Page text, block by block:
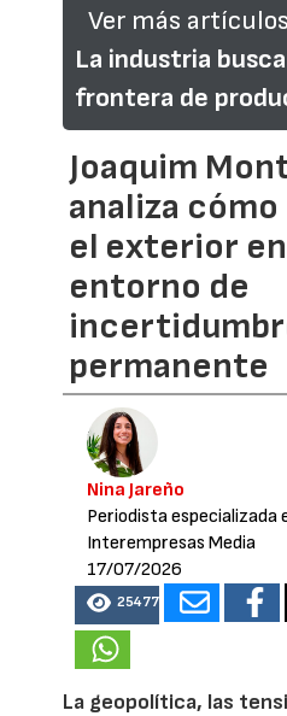
Ver más
La industria
frontera de
Joaquim
analiza
el exterior
entorno de
permanente
Nina Jareño
Periodista especializada
Interempresas Media
17/07/2026
25477
La geopolítica, las